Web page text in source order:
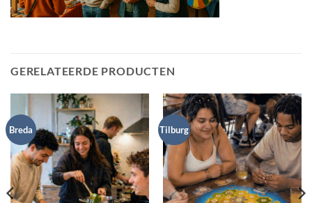
GERELATEERDE PRODUCTEN
Breda Tilburg